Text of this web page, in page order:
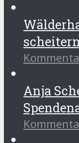
Anja